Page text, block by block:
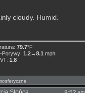
cloudy. Humid.
79.7°F
Porywy: 1.2→8.1 mph
: 1.8
am